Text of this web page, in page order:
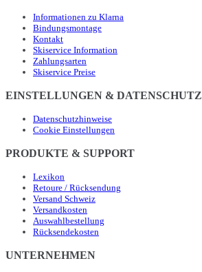
Informationen zu Klarna
Bindungsmontage
Kontakt
Skiservice Information
Zahlungsarten
Skiservice Preise
EINSTELLUNGEN & DATENSCHUTZ
Datenschutzhinweise
Cookie Einstellungen
PRODUKTE & SUPPORT
Lexikon
Retoure / Rücksendung
Versand Schweiz
Versandkosten
Auswahlbestellung
Rücksendekosten
UNTERNEHMEN